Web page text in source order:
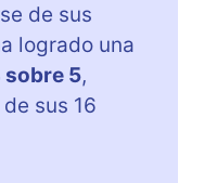
de sus
logrado una
sobre 5,
sus 16